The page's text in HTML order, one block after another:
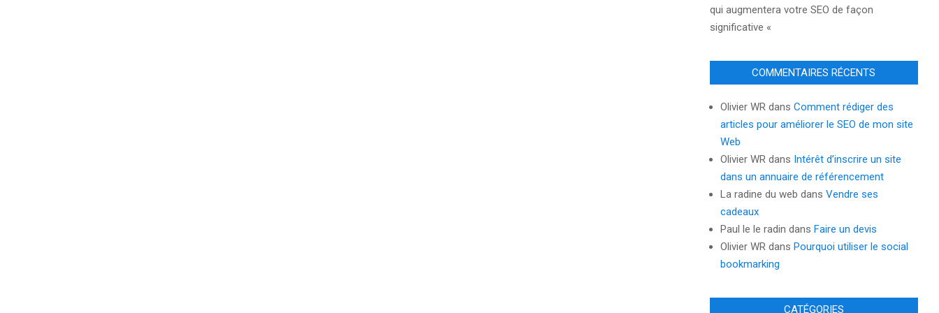
qui augmentera votre SEO de façon
significative «
COMMENTAIRES RÉCENTS
Olivier WRdans Comment rédiger des
articles pour améliorer le SEO de mon site
Web
Olivier WRdans Intérêt d’inscrire un site
dans un annuaire de référencement
La radine du web dans Vendre ses
cadeaux
Paul le le radin dans Faire un devis
Olivier WRdans Pourquoi utiliser le social
bookmarking
CATÉGORIES